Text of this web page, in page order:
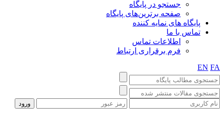
جستجو در پایگاه
صفحه برترین‌های پایگاه
پایگاه های نمایه کننده
تماس با ما
اطلاعات تماس
فرم برقراری ارتباط
EN